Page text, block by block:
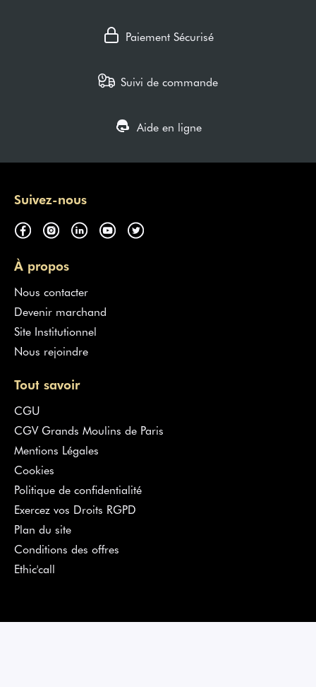
Paiement Sécurisé
Suivi de commande
Aide en ligne
Suivez-nous
À propos
Nous contacter
Devenir marchand
Site Institutionnel
Nous rejoindre
Tout savoir
CGU
CGV Grands Moulins de Paris
Mentions Légales
Cookies
Politique de confidentialité
Exercez vos Droits RGPD
Plan du site
Conditions des offres
Ethic'call